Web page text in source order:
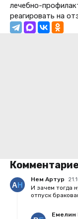
лечебно-
реагировать на
Нем Артур
И зачем тогда
отпуск
Емелин